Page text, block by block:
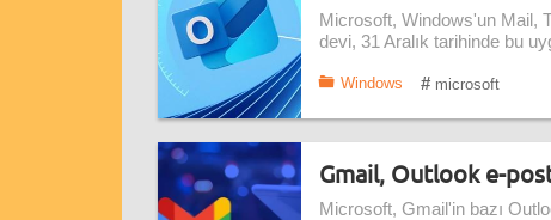
Microsoft, Windows'un Mail,
devi, 31 Aralık tarihinde bu
Windows # microsoft
Gmail, Outlook e-
Microsoft, Gmail'in bazı